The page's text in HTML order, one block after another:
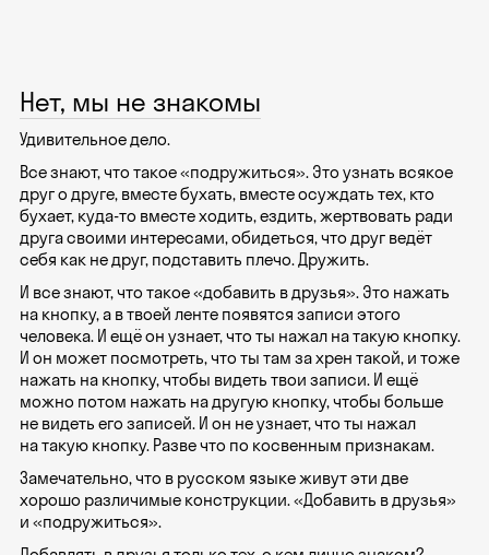
Нет, мы не знакомы
Удивительное дело.
Все знают, что такое «подружиться». Это узнать всякое
друг о друге, вместе бухать, вместе осуждать тех, кто
бухает, куда-то вместе ходить, ездить, жертвовать ради
друга своими интересами, обидеться, что друг ведёт
себя как не друг, подставить плечо. Дружить.
И все знают, что такое «добавить в друзья». Это нажать
на кнопку, а в твоей ленте появятся записи этого
человека. И ещё он узнает, что ты нажал на такую кнопку.
И он может посмотреть, что ты там за хрен такой, и тоже
нажать на кнопку, чтобы видеть твои записи. И ещё
можно потом нажать на другую кнопку, чтобы больше
не видеть его записей. И он не узнает, что ты нажал
на такую кнопку. Разве что по косвенным признакам.
Замечательно, что в русском языке живут эти две
хорошо различимые конструкции. «Добавить в друзья»
и «подружиться».